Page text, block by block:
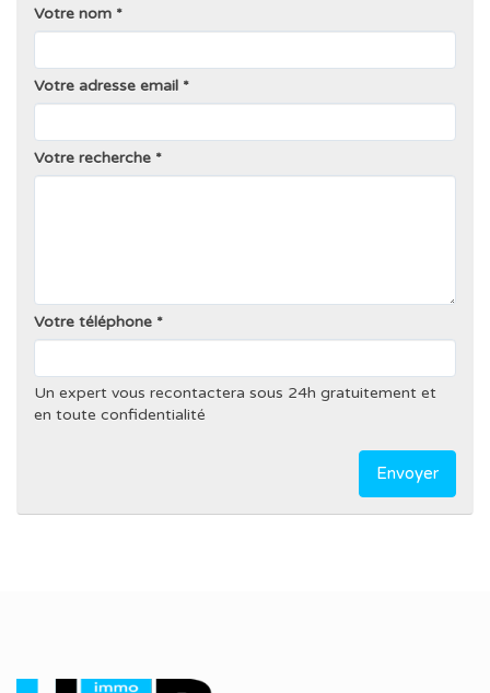
Votre nom
Votre adresse email
Votre recherche
Votre téléphone
Un expert vous recontactera sous 24h gratuitement et
en toute confidentialité
Envoyer